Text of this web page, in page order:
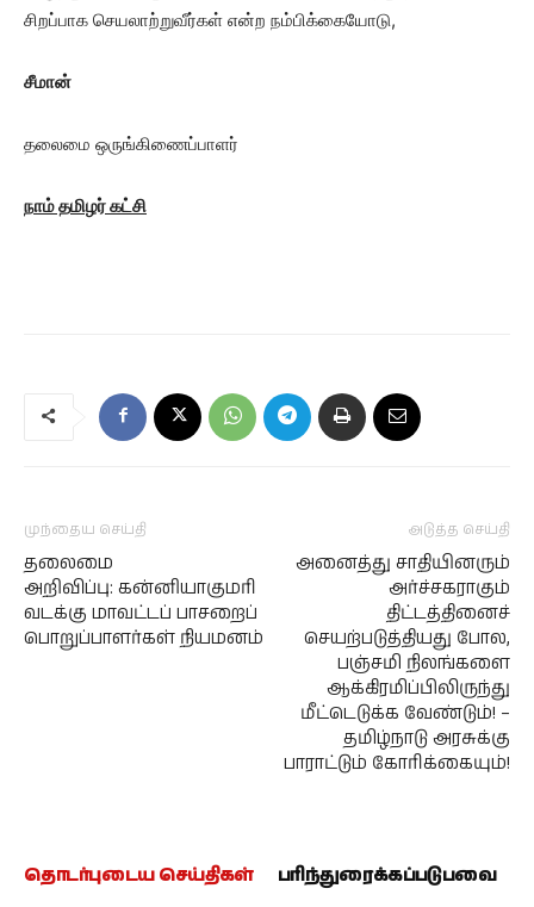
சிறப்பாக செயலாற்றுவீர்கள் என்ற நம்பிக்கையோடு,
சீமான்
தலைமை ஒருங்கிணைப்பாளர்
நாம் தமிழர் கட்சி
முந்தைய செய்தி
தலைமை
அறிவிப்பு: கன்னியாகுமரி
வடக்கு மாவட்டப் பாசறைப்
பொறுப்பாளர்கள் நியமனம்
அடுத்த செய்தி
அனைத்து சாதியினரும்
அர்ச்சகராகும்
திட்டத்தினைச்
செயற்படுத்தியது போல,
பஞ்சமி நிலங்களை
ஆக்கிரமிப்பிலிருந்து
மீட்டெடுக்க வேண்டும்! –
தமிழ்நாடு அரசுக்கு
பாராட்டும் கோரிக்கையும்!
தொடர்புடைய செய்திகள் பரிந்துரைக்கப்படுபவை